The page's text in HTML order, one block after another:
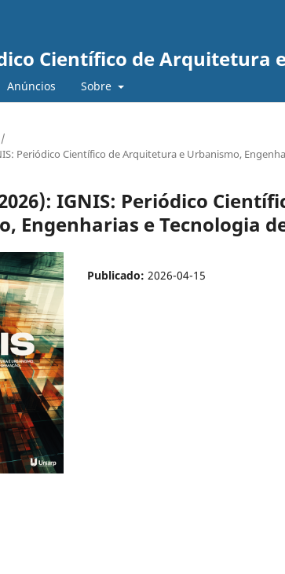
Científico de Arquitetura
Anúncios Sobre
/
Periódico Científico de Arquitetura e Urbanismo,
IGNIS: Periódico
Engenharias e Tecnologia
Publicado: 2026-04-15